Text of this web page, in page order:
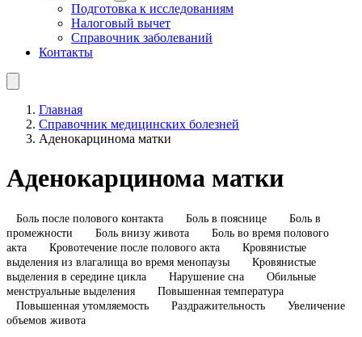
Подготовка к исследованиям
Налоговый вычет
Справочник заболеваний
Контакты
Главная
Справочник медицинских болезней
Аденокарцинома матки
Аденокарцинома матки
Боль после полового контакта Боль в пояснице
Боль в
промежности
Боль внизу живота
Боль во время полового
акта
Кровотечение после полового акта
Кровянистые
выделения из влагалища во время менопаузы
Кровянистые
выделения в середине цикла
Нарушение сна
Обильные
менструальные выделения
Повышенная температура
Повышенная утомляемость
Раздражительность
Увеличение
объемов живота